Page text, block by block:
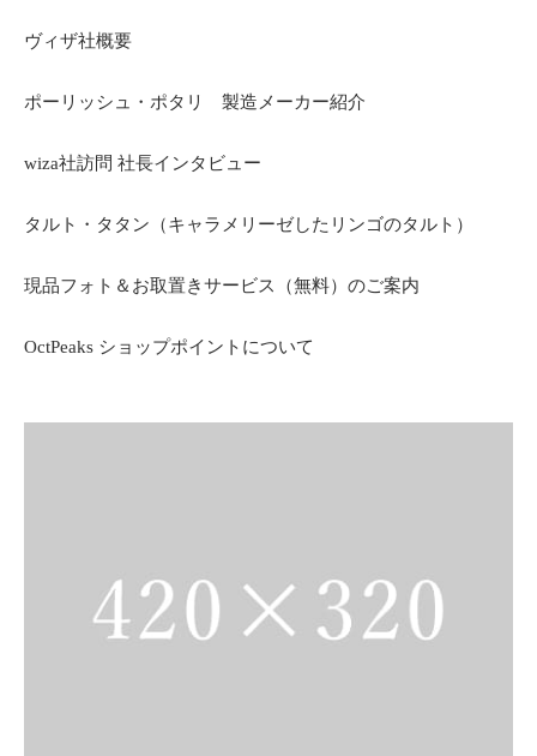
ヴィザ社概要
ポーリッシュ・ポタリ 製造メーカー紹介
wiza社訪問 社長インタビュー
タルト・タタン（キャラメリーゼしたリンゴのタルト）
現品フォト＆お取置きサービス（無料）のご案内
OctPeaks ショップポイントについて